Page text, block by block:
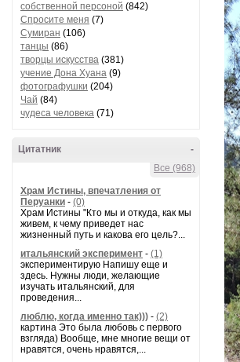
собственной персоной (842)
Спросите меня (7)
Сумиран (106)
танцы (86)
творцы искусства (381)
учение Дона Хуана (9)
фотографушки (204)
Чай (84)
чудеса человека (71)
-
Цитатник
Все (968)
Храм Истины, впечатления от
Перуанки - (0)
Храм Истины "Кто мы и откуда, как мы
живем, к чему приведет нас
жизненный путь и какова его цель?...
итальянский эксперимент - (1)
экспериментирую Напишу еще и
здесь. Нужны люди, желающие
изучать итальянский, для
проведения...
люблю, когда именно так))) - (2)
картина Это была любовь с первого
взгляда) Вообще, мне многие вещи от
нравятся, очень нравятся,...